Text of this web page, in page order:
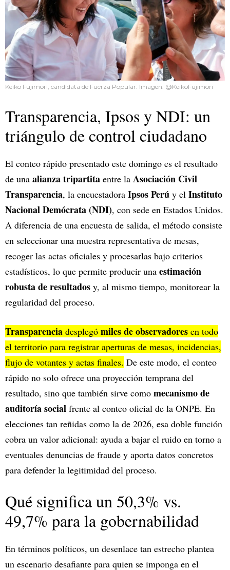
Keiko Fujimori, candidata de Fuerza Popular. Imagen: @KeikoFujimori
Transparencia, Ipsos y NDI: un
triángulo de control ciudadano
El conteo rápido presentado este domingo es el resultado
de una alianza tripartita entre la Asociación Civil
Transparencia, la encuestadora Ipsos Perú y el Instituto
Nacional Demócrata (NDI), con sede en Estados Unidos.
A diferencia de una encuesta de salida, el método consiste
en seleccionar una muestra representativa de mesas,
recoger las actas oficiales y procesarlas bajo criterios
estadísticos, lo que permite producir una estimación
robusta de resultados y, al mismo tiempo, monitorear la
regularidad del proceso.
Transparencia desplegó miles de observadores en todo
el territorio para registrar aperturas de mesas, incidencias,
flujo de votantes y actas finales. De este modo, el conteo
rápido no solo ofrece una proyección temprana del
resultado, sino que también sirve como mecanismo de
auditoría social frente al conteo oficial de la ONPE. En
elecciones tan reñidas como la de 2026, esa doble función
cobra un valor adicional: ayuda a bajar el ruido en torno a
eventuales denuncias de fraude y aporta datos concretos
para defender la legitimidad del proceso.
Qué significa un 50,3% vs.
49,7% para la gobernabilidad
En términos políticos, un desenlace tan estrecho plantea
un escenario desafiante para quien se imponga en el